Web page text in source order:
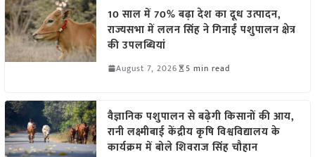
10 साल में 70% बढ़ा देश का दूध उत्पादन,
राज्यसभा में ललन सिंह ने गिनाईं पशुपालन क्षेत्र
की उपलब्धियां
August 7, 2026 5 min read
वैज्ञानिक पशुपालन से बढ़ेगी किसानों की आय,
रानी लक्ष्मीबाई केंद्रीय कृषि विश्वविद्यालय के
कार्यक्रम में बोले शिवराज सिंह चौहान